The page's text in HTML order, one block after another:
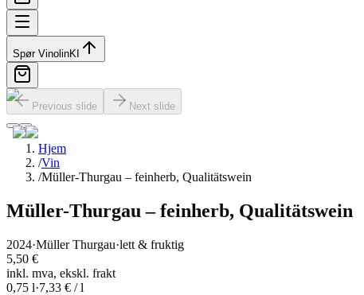
Spør VinolinKI
Previous slide Next slide
Hjem
/Vin
/Müller-Thurgau – feinherb, Qualitätswein
Müller-Thurgau – feinherb, Qualitätswein
2024·Müller Thurgau·lett & fruktig
5,50 €
inkl. mva, ekskl. frakt
0,75 l·7,33 € / l